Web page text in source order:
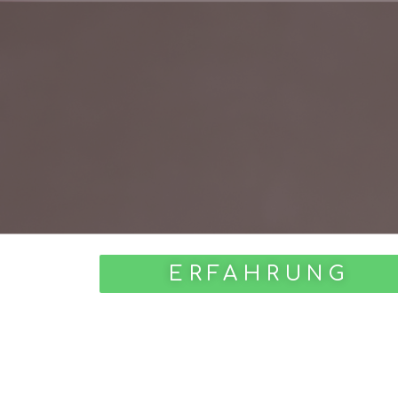
ERFAHRUNG